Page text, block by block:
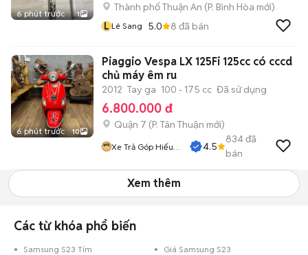
6 phút trước 1
Thành phố Thuận An (P. Bình Hòa mới)
L Lê Sang 5.0 8 đã bán
6 phút trước 10
Piaggio Vespa LX 125Fi 125cc có cccd
chủ máy êm ru
2012 Tay ga 100 - 175 cc Đã sử dụng
6.800.000 đ
Quận 7 (P. Tân Thuận mới)
Xe Trả Góp Hiếu
4.5
834đã
bán
Xem thêm
Các từ khóa phổ biến
Samsung S23 Tím
Giá Samsung S23